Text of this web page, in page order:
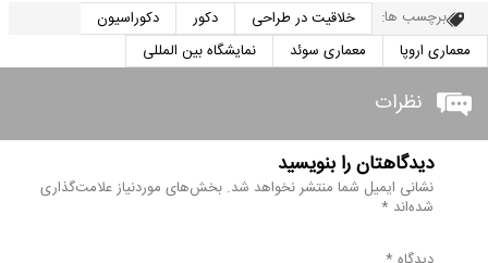
برچسب ها: خلاقیت در طراحی دکور
دکوراسیون
معماری اروپا
معماری سوئد نمایشگاه بین المللی
نظرات
دیدگاهتان را بنویسید
نشانی ایمیل شما منتشر نخواهد شد. بخش‌های موردنیاز علامت‌گذاری
شده‌اند *